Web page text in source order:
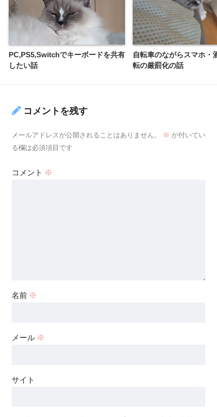
PC,PS5,Switchでキーボードを共有
したい話
自転車のながらスマホ・
転の厳罰化の話
コメントを残す
メールアドレスが公開されることはありません。 ※ が付いてい
る欄は必須項目です
コメント ※
名前 ※
メール ※
サイト